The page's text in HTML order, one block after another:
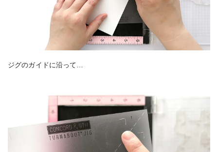
ジグのガイドに沿って…